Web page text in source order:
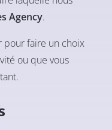
Agency.
pour faire un choix
ou que vous